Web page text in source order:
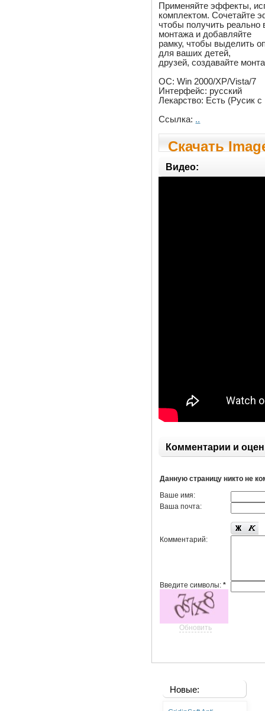
Применяйте эффекты,
комплектом. Сочетайте
чтобы получить
монтажа и добавляйте
рамку, чтобы выделить
для ваших детей,
друзей, создавайте
ОС: Win 2000/XP/Vista/7
Интерфейс: русский
Лекарство: Есть (Русик с
Ссылка: ..
Скачать
Rus
Видео:
Комментарии и
Данную страницу никто не
Ваше имя:
Ваша почта:
Комментарий:
Введите символы:*
Обновить
Новые: